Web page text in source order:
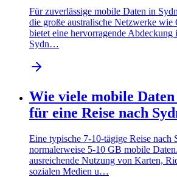
Für zuverlässige mobile Daten in
die große australische Netzwerke wie
bietet eine hervorragende
Sydn…
Wie viele mobile
für eine Reise nach
Eine typische 7-10-tägige Reise nach
normalerweise 5-10 GB mobile
ausreichende Nutzung von Karten,
sozialen Medien u…